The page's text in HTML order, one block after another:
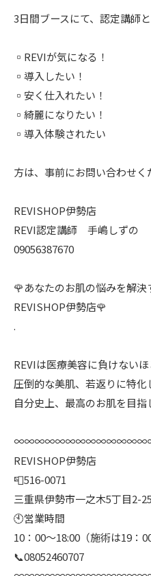
3日間ブースにて、認定講師
▫︎REVIが気になる！
▫︎導入したい！
▫︎安く仕入れたい！
▫︎綺麗になりたい！
▫︎導入体験されたい
方は、事前にお問い合わせく
REVISHOP伊勢店
REVI認定講師 手嶋しずの
09056387670
🌹あなたのお肌の悩みを解
REVISHOP伊勢店🌹
.
REVIは医療美容に負けない
圧倒的な美肌、若返りに特
自分史上、最高のお肌を目
REVISHOP伊勢店
📮516-0071
三重県伊勢市一之木5丁目2-25
🕙営業時間
10：00〜18:00（施術は19：
📞08052460707